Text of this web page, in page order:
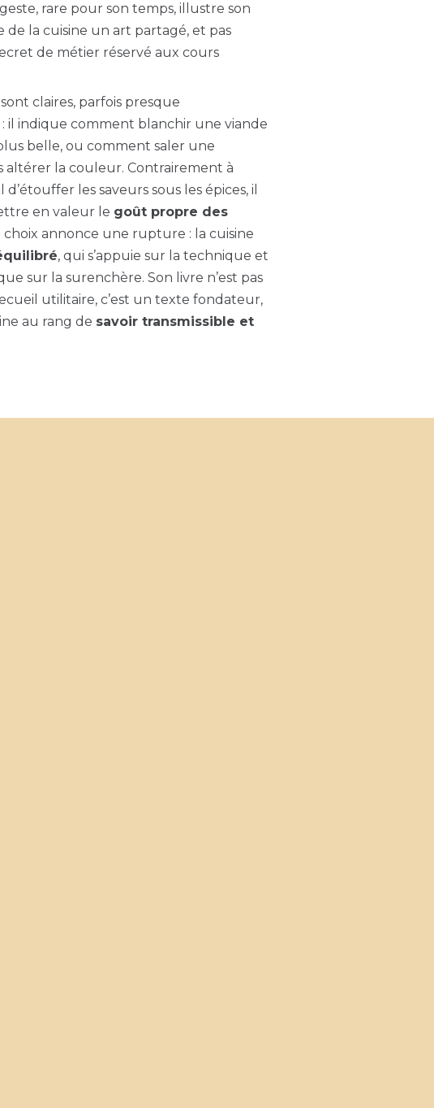
rare pour son temps, illustre son
de la cuisine un art partagé, et pas
de métier réservé aux cours
claires, parfois presque
il indique comment blanchir une viande
belle, ou comment saler une
altérer la couleur. Contrairement à
d’étouffer les saveurs sous les épices, il
en valeur le goût propre des
choix annonce une rupture : la cuisine
, qui s’appuie sur la technique et
sur la surenchère. Son livre n’est pas
utilitaire, c’est un texte fondateur,
au rang de savoir transmissible et